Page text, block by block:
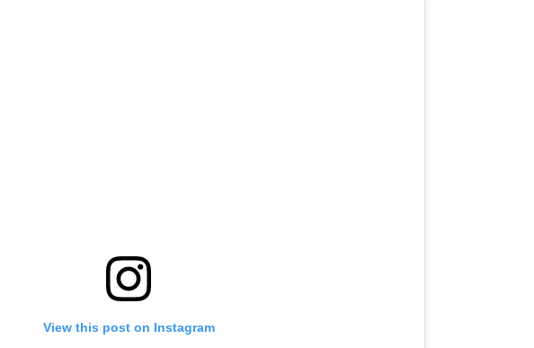
View this post on Instagram